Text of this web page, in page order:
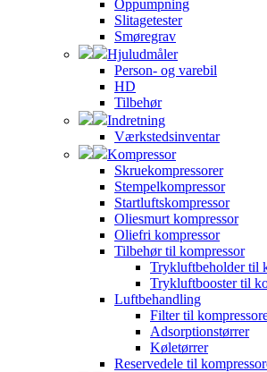
Oppumpning
Slitagetester
Smøregrav
Hjuludmåler
Person- og varebil
HD
Tilbehør
Indretning
Værkstedsinventar
Kompressor
Skruekompressorer
Stempelkompressor
Startluftskompressor
Oliesmurt kompressor
Oliefri kompressor
Tilbehør til kompressor
Trykluftbeholder til
Trykluftbooster til
Luftbehandling
Filter til
Adsorptionstørrer
Køletørrer
Reservedele til